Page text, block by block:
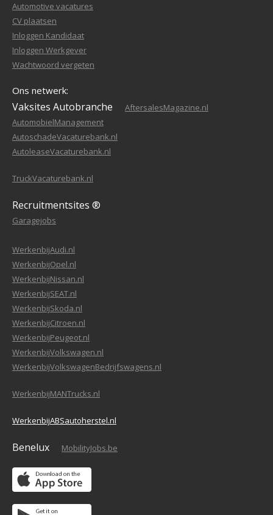
Automotive vacatures
CV plaatsen
Inloggen Kandidaat
Inloggen Werkgever
Wachtwoord vergeten
Ons netwerk:
Vaksites Autobranche
AftersalesMagazine.nl
AutomobielManagement
AutoschadeVacaturebank.nl
AutoleaseVacaturebank.nl
TruckVacaturebank.nl
Recruitmentsites ®
Garagejobs
WerkenbijAudi.nl
WerkenbijOpel.nl
WerkenbijNissan.nl
WerkenbijSEAT.nl
WerkenbijSkoda.nl
WerkenbijCitroen.nl
WerkenbijPeugeot.nl
WerkenbijVolkswagen.nl
WerkenbijVolkswagenBedrijfswagens.nl
WerkenbijMANTrucks.nl
WerkenbijABSautoherstel.nl
Benelux MobilityJobs.be